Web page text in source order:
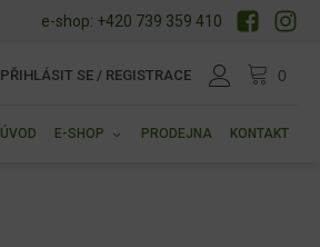
e-shop: +420 739 359 410
PŘIHLÁSIT SE / REGISTRACE
ÚVOD E-SHOP PRODEJNA KONTAKT